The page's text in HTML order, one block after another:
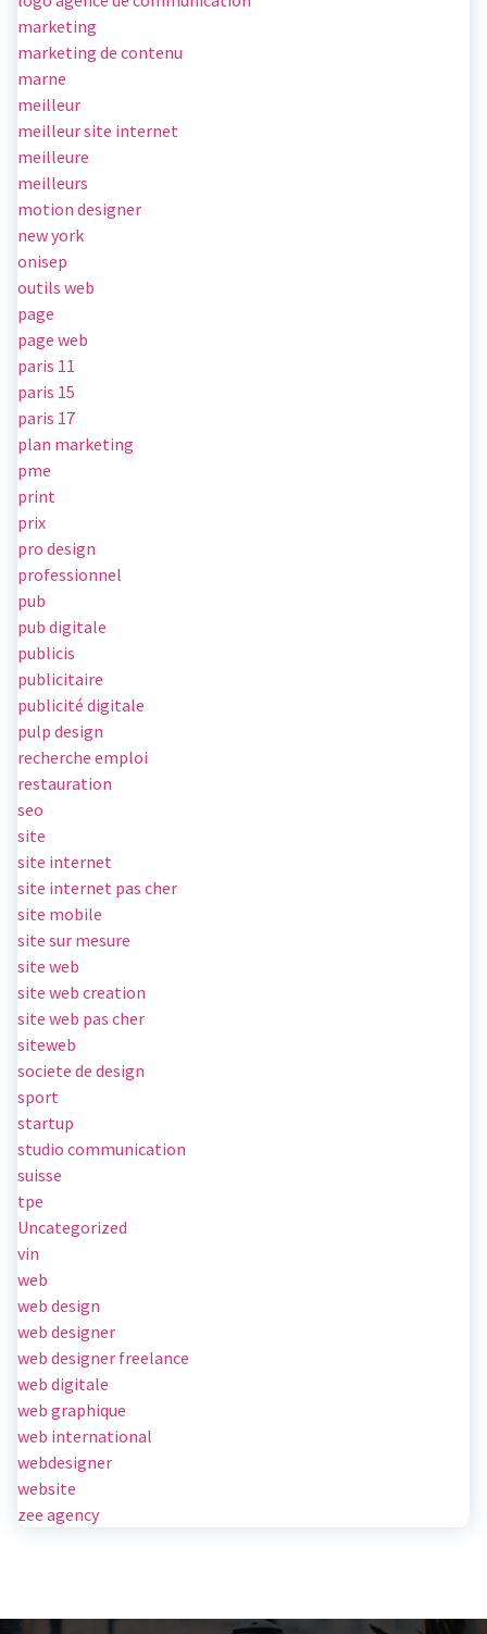
marketing
marketing de contenu
marne
meilleur
meilleur site internet
meilleure
meilleurs
motion designer
new york
onisep
outils web
page
page web
paris 11
paris 15
paris 17
plan marketing
pme
print
prix
pro design
professionnel
pub
pub digitale
publicis
publicitaire
publicité digitale
pulp design
recherche emploi
restauration
seo
site
site internet
site internet pas cher
site mobile
site sur mesure
site web
site web creation
site web pas cher
siteweb
societe de design
sport
startup
studio communication
suisse
tpe
Uncategorized
vin
web
web design
web designer
web designer freelance
web digitale
web graphique
web international
webdesigner
website
zee agency